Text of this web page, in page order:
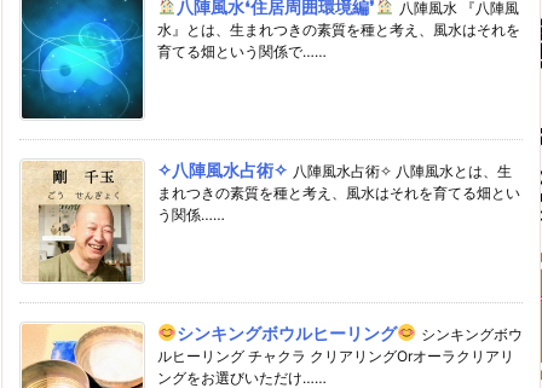
八陣風水❛住居周囲環境編❜
八陣風水 『八陣風
水』とは、生まれつきの素質を種と考え、風水はそれを
育てる畑という関係で……
✧八陣風水占術✧ 八陣風水占術✧ 八陣風水とは、生
まれつきの素質を種と考え、風水はそれを育てる畑とい
う関係……
シンキングボウルヒーリング
シンキングボウ
ルヒーリング チャクラ クリアリングOrオーラクリアリ
ングをお選びいただけ……